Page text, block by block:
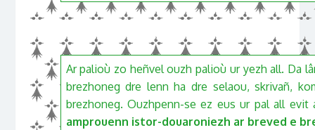
Ar palioù zo heñvel ouzh palioù ur yezh all. Da
brezhoneg dre lenn ha dre selaou, skrivañ,
brezhoneg. Ouzhpenn-se ez eus ur pal all evit
amprouenn istor-douaroniezh ar breved e